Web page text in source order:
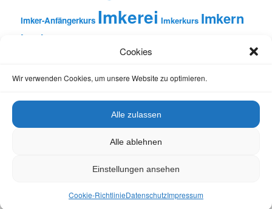
Cookies
Wir verwenden Cookies, um unsere Website zu optimieren.
Alle zulassen
Alle ablehnen
Einstellungen ansehen
Cookie-RichtlinieDatenschutzImpressum
Imker-Anfängerkurs Imkerei Imkerkurs Imkern
Insekten
Natur Oberfranken
Unterricht
Vortrag Wachs
Datenschutz Stolz präsentiert von WordPress